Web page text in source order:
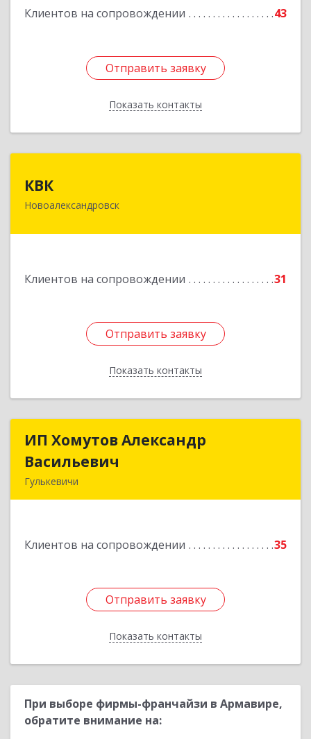
Клиентов на сопровождении 43
Отправить заявку
Показать контакты
Отправить заявку
Назад
КВК
Новоалександровск
Клиентов на сопровождении 31
Отправить заявку
Показать контакты
Подробнее
Отправить заявку
Назад
ИП Хомутов Александр
Васильевич
Гулькевичи
Клиентов на сопровождении 35
Отправить заявку
Показать контакты
ИП Хомутов Александр
Подробнее
Отправить заявку
Назад
При выборе фирмы-франчайзи в Армавире,
обратите внимание на: